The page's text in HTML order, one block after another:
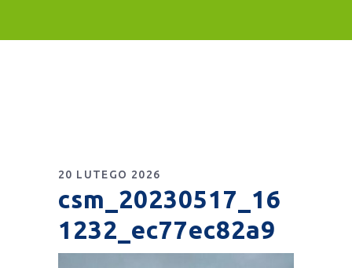
20 LUTEGO 2026
csm_20230517_16
1232_ec77ec82a9